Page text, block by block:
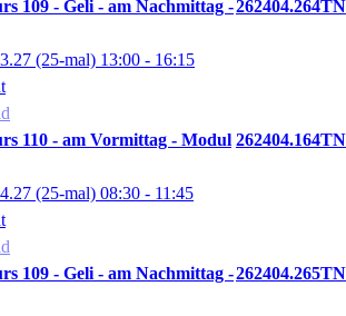
109 - Geli - am Nachmittag -262404.264TN
(25-mal) 13:00 - 16:15
110 - am Vormittag - Modul 262404.164TN
(25-mal) 08:30 - 11:45
109 - Geli - am Nachmittag -262404.265TN